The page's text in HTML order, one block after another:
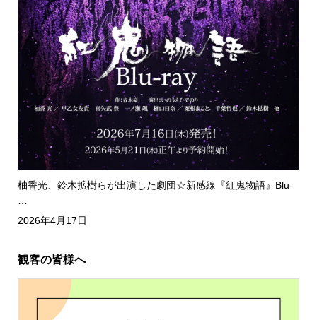
柚香光、鈴木拡樹らが出演した劇団☆新感線『紅鬼物語』Blu-
…
2026年4月17日
観客の皆様へ